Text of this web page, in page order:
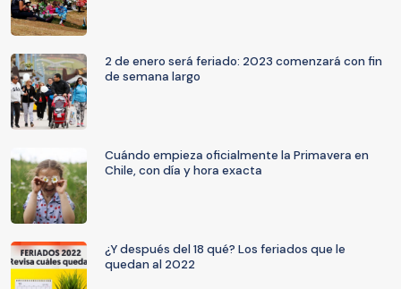
2 de enero será feriado: 2023 comenzará con fin
de semana largo
Cuándo empieza oficialmente la Primavera en
Chile, con día y hora exacta
¿Y después del 18 qué? Los feriados que le
quedan al 2022